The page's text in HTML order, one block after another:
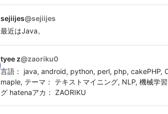
sejiijes@sejiijes
最近はJava。
tyee z@zaoriku0
言語： java, android, python, perl, php, cakePHP,
maple, テーマ： テキストマイニング, NLP, 機械学
グ hatenaアカ： ZAORIKU